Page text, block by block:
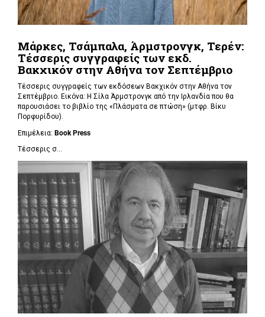
Μάρκες, Τσάμπαλα, Άρμστρονγκ, Τερέν:
Τέσσερις συγγραφείς των εκδ.
Βακχικόν στην Αθήνα τον Σεπτέμβριο
Τέσσερις συγγραφείς των εκδόσεων Βακχικόν στην Αθήνα τον
Σεπτέμβριο. Εικόνα: Η Σίλα Άρμστρονγκ από την Ιρλανδία που θα
παρουσιάσει το βιβλίο της «Πλάσματα σε πτώση» (μτφρ. Βίκυ
Πορφυρίδου).
Επιμέλεια: Book Press
Τέσσερις σ...